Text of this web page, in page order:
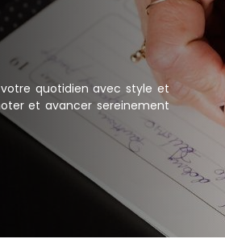
quotidien avec style et
et avancer sereinement